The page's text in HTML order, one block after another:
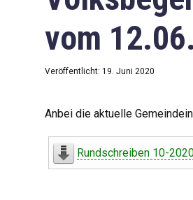
vom
Veröffentlicht: 19. Juni 2020
Anbei die aktuelle
Rundschreiben 10-